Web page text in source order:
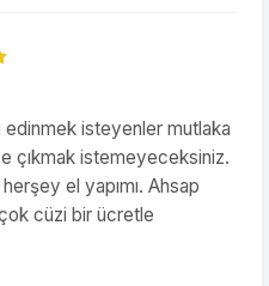
isteyenler mutlaka
çıkmak istemeyeceksiniz.
el yapımı. Ahsap
cüzi bir ücretle